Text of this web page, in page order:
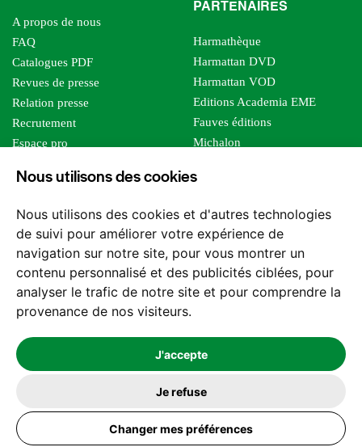
Nous utilisons des cookies
Nous utilisons des cookies et d'autres technologies
de suivi pour améliorer votre expérience de
navigation sur notre site, pour vous montrer un
contenu personnalisé et des publicités ciblées, pour
analyser le trafic de notre site et pour comprendre la
provenance de nos visiteurs.
J'accepte
Je refuse
Changer mes préférences
A propos de nous
FAQ
Catalogues PDF
Revues de presse
Relation presse
Recrutement
Espace pro
Foreign rights
PARTENAIRES
Harmathèque
Harmattan DVD
Harmattan VOD
Editions Academia EME
Fauves éditions
Michalon
Editions Sutton
Les impliqués
Tous les éditeurs
Tous nos auteurs
Nos structures
Nous contacter
2026 -© Les Editions l'Harmattan. Tous droits réservés - Site réalisé par
Mentions légales
Politique de confidentialité